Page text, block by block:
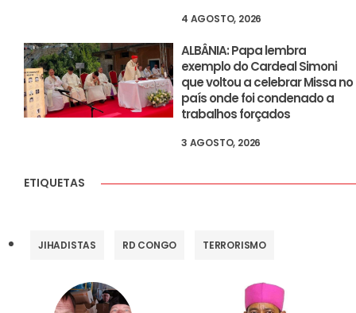
4 AGOSTO, 2026
ALBÂNIA: Papa lembra
exemplo do Cardeal Simoni
que voltou a celebrar Missa no
país onde foi condenado a
trabalhos forçados
3 AGOSTO, 2026
ETIQUETAS
JIHADISTAS RD CONGO TERRORISMO